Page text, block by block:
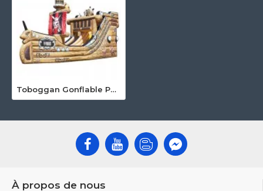
Toboggan Gonflable Pour Bateau Pirate
À propos de nous